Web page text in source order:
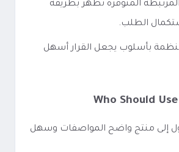
المتوفرة تظهر بطريقة
الطلب.
بأسلوب يجعل القرار أسهل
Who Should
إلى منتج واضح المواصفات وسهل